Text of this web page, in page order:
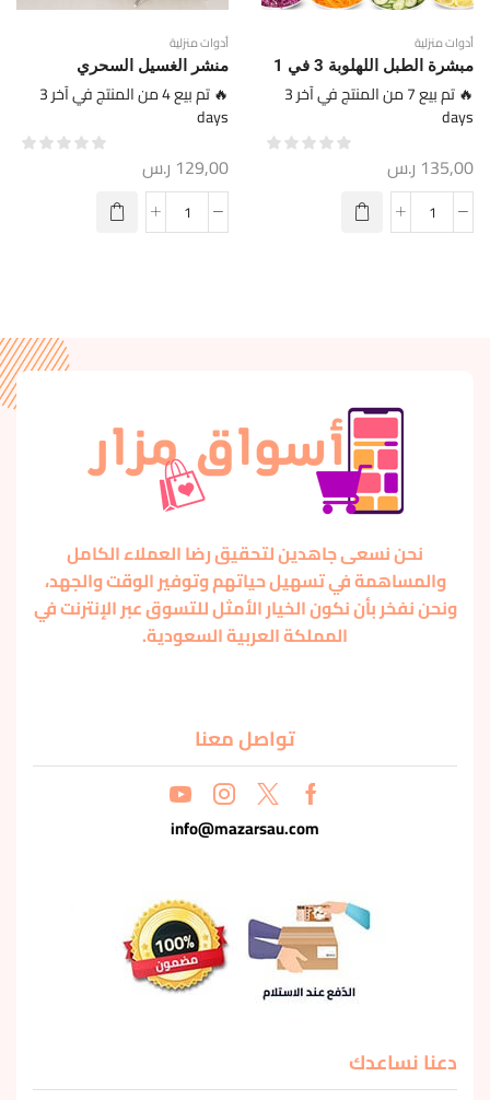
أدوات منزلية
مبشرة الطبل اللهلوبة 3 في 1
🔥 تم بيع 7 من المنتج في آخر 3
days
135,00 ر.س
أدوات منزلية
منشر الغسيل السحري
🔥 تم بيع 4 من المنتج في آخر 3
days
129,00 ر.س
نحن نسعى جاهدين لتحقيق رضا العملاء الكامل
والمساهمة في تسهيل حياتهم وتوفير الوقت والجهد،
ونحن نفخر بأن نكون الخيار الأمثل للتسوق عبر الإنترنت في
المملكة العربية السعودية.
تواصل معنا
info@mazarsau.com
دعنا نساعدك